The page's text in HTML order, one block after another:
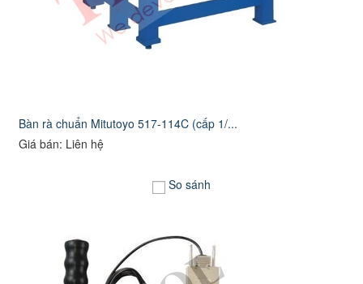
Bàn rà chuẩn Mitutoyo 517-114C (cấp 1/...
Giá bán: Liên hệ
So sánh